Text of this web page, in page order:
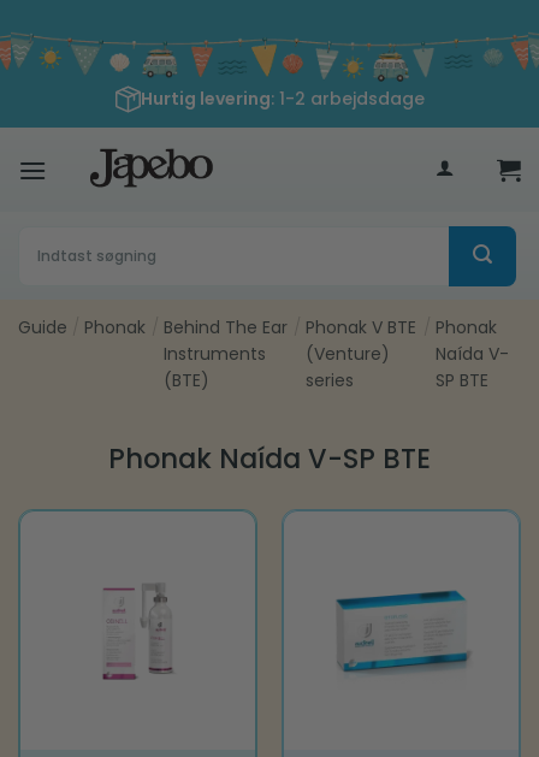
til
indhold
Hurtig levering: 1-2 arbejdsdage
400kr
efter:
Guide Phonak
Behind The Ear
Instruments
(BTE)
Phonak V BTE
(Venture)
series
Phonak
Naída V-
SP BTE
Phonak Naída V-SP BTE